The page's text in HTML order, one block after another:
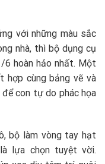
với những màu sắc
nhà, thì bộ dụng cụ
6 hoàn hảo nhất. Một
hợp cùng bảng vẽ và
con tự do phác họa
bộ làm vòng tay hạt
lựa chọn tuyệt vời.